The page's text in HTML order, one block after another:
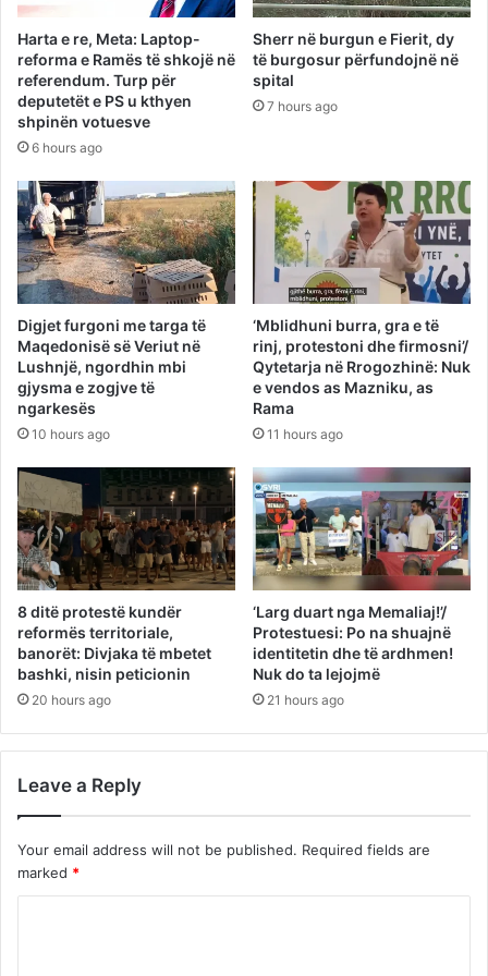
Harta e re, Meta: Laptop-
reforma e Ramës të shkojë në
referendum. Turp për
deputetët e PS u kthyen
shpinën votuesve
6 hours ago
Sherr në burgun e Fierit, dy
të burgosur përfundojnë në
spital
7 hours ago
Digjet furgoni me targa të
Maqedonisë së Veriut në
Lushnjë, ngordhin mbi
gjysma e zogjve të
ngarkesës
10 hours ago
‘Mblidhuni burra, gra e të
rinj, protestoni dhe firmosni’/
Qytetarja në Rrogozhinë: Nuk
e vendos as Mazniku, as
Rama
11 hours ago
8 ditë protestë kundër
reformës territoriale,
banorët: Divjaka të mbetet
bashki, nisin peticionin
20 hours ago
‘Larg duart nga Memaliaj!’/
Protestuesi: Po na shuajnë
identitetin dhe të ardhmen!
Nuk do ta lejojmë
21 hours ago
Leave a Reply
Your email address will not be published. Required fields are
marked *